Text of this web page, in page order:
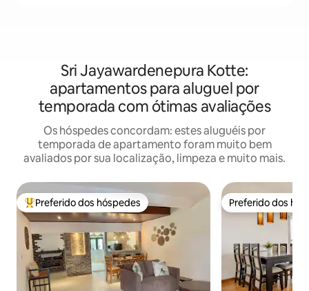
Sri Jayawardenepura Kotte:
apartamentos para aluguel por
temporada com ótimas avaliações
Os hóspedes concordam: estes aluguéis por
temporada de apartamento foram muito bem
avaliados por sua localização, limpeza e muito mais.
Entre os melhores preferidos dos hóspedes
Preferido dos hóspedes Preferido dos
Preferido dos